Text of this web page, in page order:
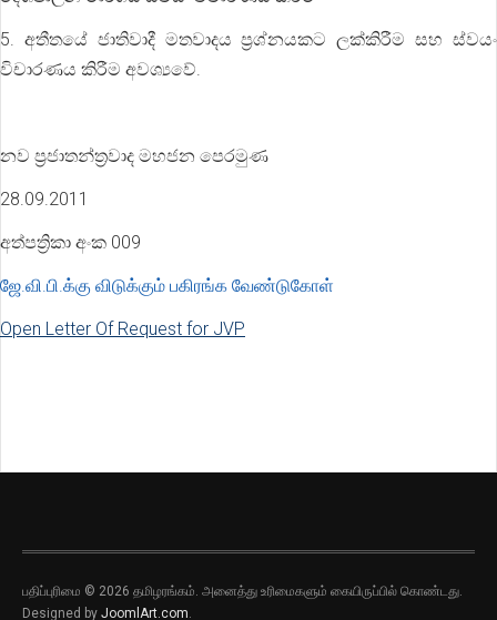
5. අතීතයේ ජාතිවාදී මතවාදය ප්‍රශ්නයකට ලක්කිරීම සහ ස්වයං
විචාරණය කිරීම අවශ්‍යවේ.
නව ප්‍රජාතන්ත්‍රවාද මහජන පෙරමුණ
28.09.2011
අත්පත්‍රිකා අංක 009
ஜே.வி.பி.க்கு விடுக்கும் பகிரங்க வேண்டுகோள்
Open Letter Of Request for JVP
பதிப்புரிமை © 2026 தமிழரங்கம். அனைத்து உரிமைகளும் கையிருப்பில் கொண்டது.
Designed by JoomlArt.com.